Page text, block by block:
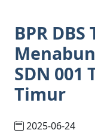
BPR
SDN
Timur
2025-06-24